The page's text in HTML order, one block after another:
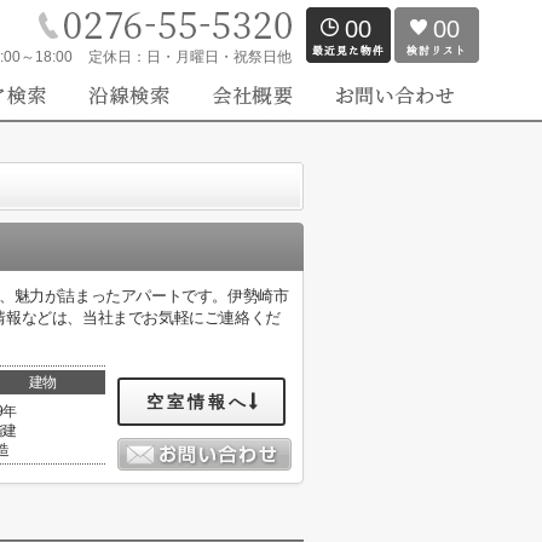
～18:00 定休日： 日・月曜日・祝祭日他
00 00
魅力が詰まったアパートです。伊勢崎市
などは、当社までお気軽にご連絡くだ
建物
年
建
空室情報へ